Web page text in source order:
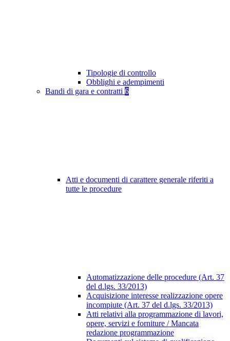
Tipologie di controllo
Obblighi e adempimenti
Bandi di gara e contratti 6
Atti e documenti di carattere generale riferiti a
tutte le procedure
Automatizzazione delle procedure (Art. 37
del d.lgs. 33/2013)
Acquisizione interesse realizzazione opere
incompiute (Art. 37 del d.lgs. 33/2013)
Atti relativi alla programmazione di lavori,
opere, servizi e forniture / Mancata
redazione programmazione